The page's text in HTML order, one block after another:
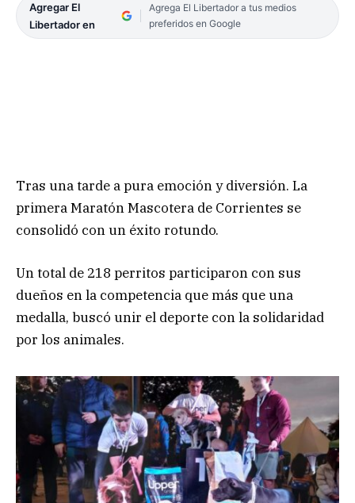
Agregar El
Libertador en
Agrega El Libertador a tus medios
preferidos en Google
Tras una tarde a pura emoción y diversión. La
primera Maratón Mascotera de Corrientes se
consolidó con un éxito rotundo.
Un total de 218 perritos participaron con sus
dueños en la competencia que más que una
medalla, buscó unir el deporte con la solidaridad
por los animales.